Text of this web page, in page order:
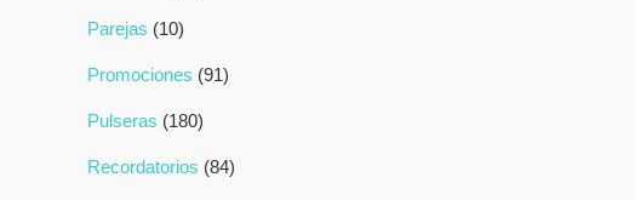
Parejas (10)
Promociones (91)
Pulseras (180)
Recordatorios (84)